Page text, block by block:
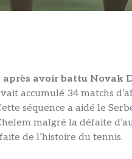
après avoir battu Novak
accumulé 34 matchs
séquence a aidé le
malgré la défaite
de l’histoire du tennis.